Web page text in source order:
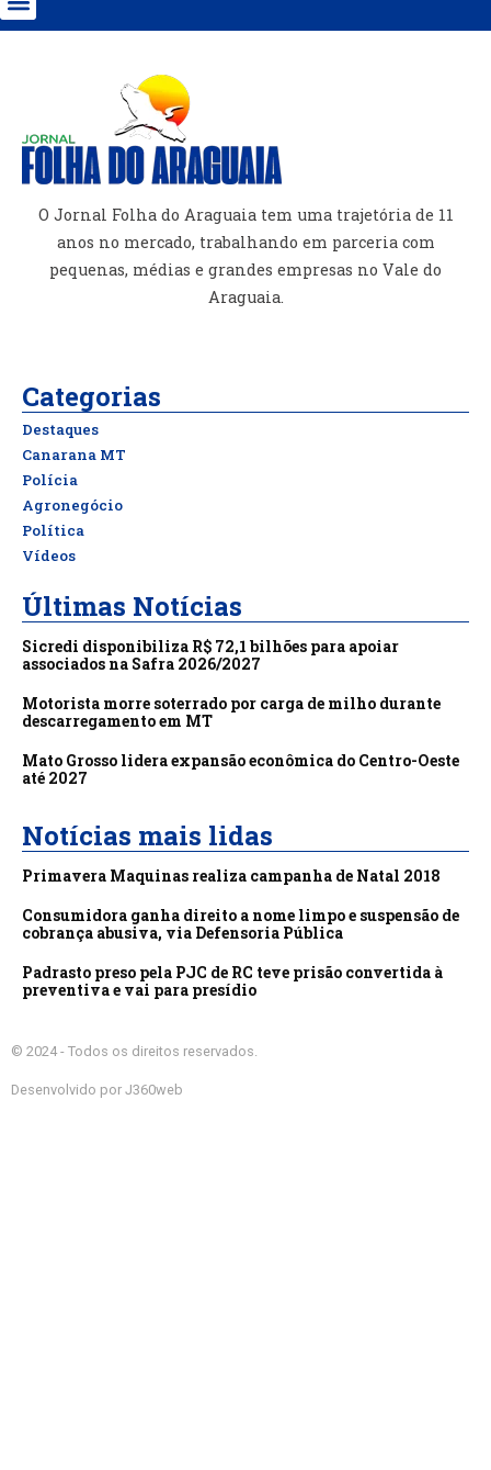
O Jornal Folha do Araguaia tem uma trajetória de 11
anos no mercado, trabalhando em parceria com
pequenas, médias e grandes empresas no Vale do
Araguaia.
Categorias
Destaques
Canarana MT
Polícia
Agronegócio
Política
Vídeos
Últimas Notícias
Sicredi disponibiliza R$ 72,1 bilhões para apoiar
associados na Safra 2026/2027
Motorista morre soterrado por carga de milho durante
descarregamento em MT
Mato Grosso lidera expansão econômica do Centro-Oeste
até 2027
Notícias mais lidas
Primavera Maquinas realiza campanha de Natal 2018
Consumidora ganha direito a nome limpo e suspensão de
cobrança abusiva, via Defensoria Pública
Padrasto preso pela PJC de RC teve prisão convertida à
preventiva e vai para presídio
© 2024 - Todos os direitos reservados.
Desenvolvido por J360web